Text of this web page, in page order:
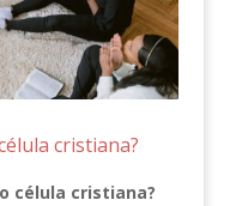
cristiana?
célula cristiana?